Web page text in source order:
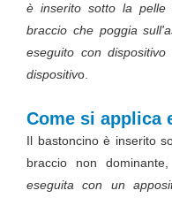
è inserito sotto la
braccio che poggia
eseguito con
dispositivo.
Come si applica
Il bastoncino è inserito
braccio non dominante,
eseguita con un